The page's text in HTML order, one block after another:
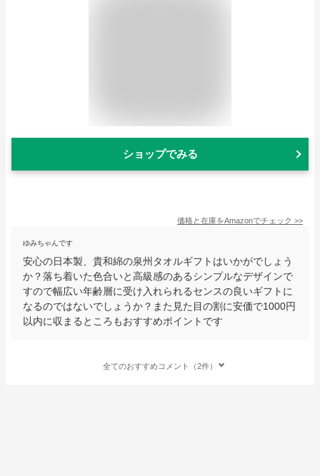
ショップでみる
価格と在庫をAmazonでチェック >>
ゆみちゃんです
安心の日本製、貴和綿の泉州タオルギフトはいかがでしょう
か？落ち着いた色合いと高級感のあるシンプルなデザインで
すので幅広い年齢層に受け入れられるセンスの良いギフトに
なるのではないでしょうか？また見た目の割に安価で1000円
以内に収まるところもおすすめポイントです
全てのおすすめコメント（2件）